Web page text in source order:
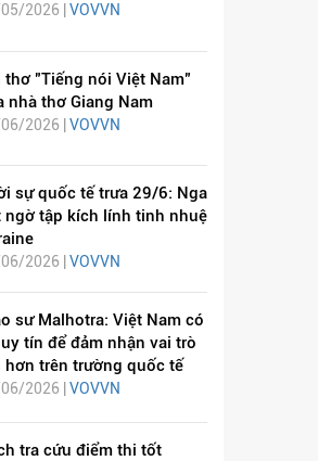
2026 | VOVVN
thơ "Tiếng nói Việt Nam"
nhà thơ Giang Nam
2026 | VOVVN
sự quốc tế trưa 29/6: Nga
ngờ tập kích lính tinh nhuệ
2026 | VOVVN
sư Malhotra: Việt Nam có
tín để đảm nhận vai trò
hơn trên trường quốc tế
2026 | VOVVN
tra cứu điểm thi tốt